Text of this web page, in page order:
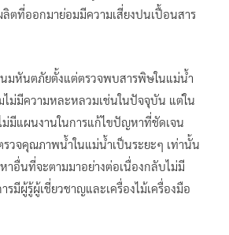
ตที่ออกมาย่อมมีความเสี่ยงปนเปื้อนสาร
นมหันตภัยตั้งแต่ตรวจพบสารพิษในแม่น้ำ
ม่มีความหละหลวมเช่นในปัจจุบัน แต่ใน
มีแผนงานในการแก้ไขปัญหาที่ชัดเจน
รวจคุณภาพน้ำในแม่น้ำเป็นระยะๆ เท่านั้น
อื่นที่จะตามมาอย่างต่อเนื่องกลับไม่มี
รมีผู้รู้ผู้เชี่ยวชาญและเครื่องไม้เครื่องมือ